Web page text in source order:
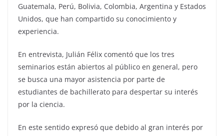
Guatemala, Perú, Bolivia, Colombia, Argentina y Estados
Unidos, que han compartido su conocimiento y
experiencia.
En entrevista, Julián Félix comentó que los tres
seminarios están abiertos al público en general, pero
se busca una mayor asistencia por parte de
estudiantes de bachillerato para despertar su interés
por la ciencia.
En este sentido expresó que debido al gran interés por